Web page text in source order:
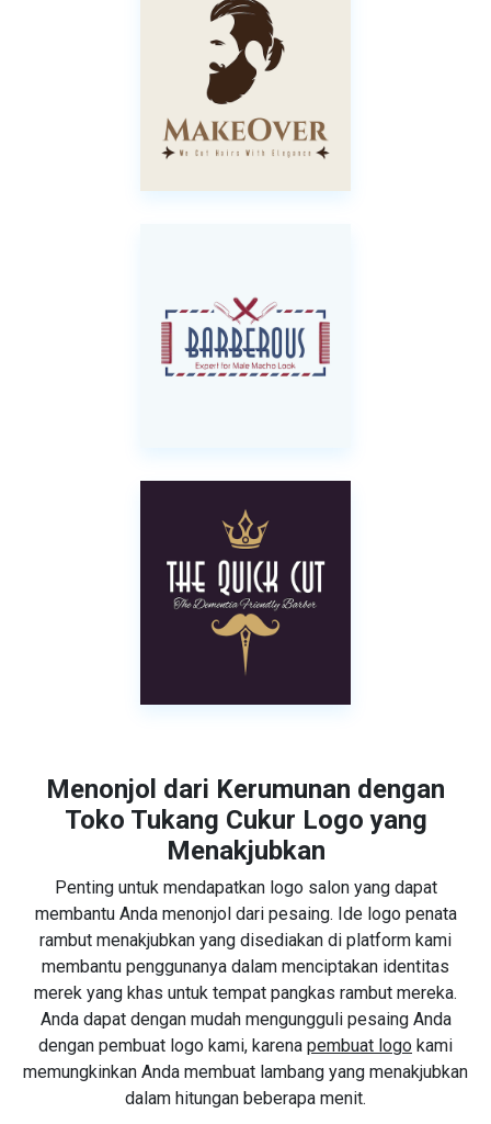
Menonjol dari Kerumunan dengan
Toko Tukang Cukur Logo yang
Menakjubkan
Penting untuk mendapatkan logo salon yang dapat
membantu Anda menonjol dari pesaing. Ide logo penata
rambut menakjubkan yang disediakan di platform kami
membantu penggunanya dalam menciptakan identitas
merek yang khas untuk tempat pangkas rambut mereka.
Anda dapat dengan mudah mengungguli pesaing Anda
dengan pembuat logo kami, karena pembuat logo kami
memungkinkan Anda membuat lambang yang menakjubkan
dalam hitungan beberapa menit.